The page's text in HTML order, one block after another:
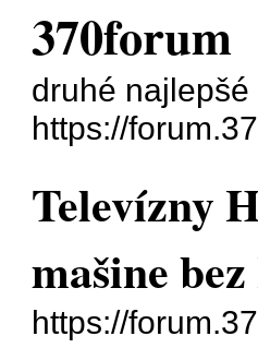
370forum
druhé
https://
Televízny
mašine
https://